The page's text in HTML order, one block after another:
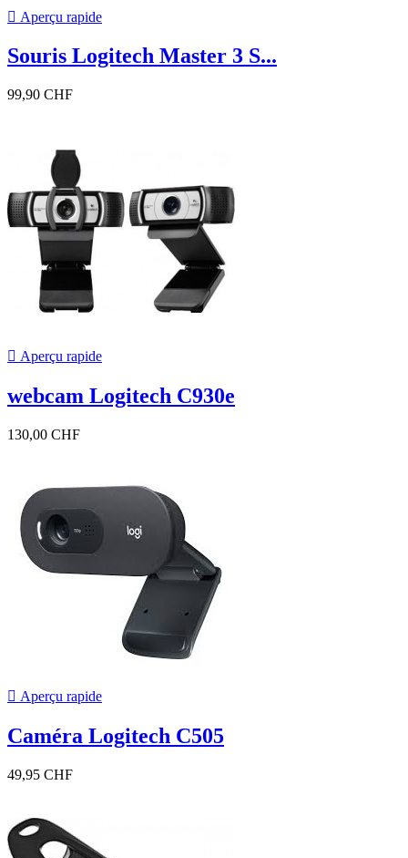
 Aperçu rapide
Souris Logitech Master 3 S...
99,90 CHF
 Aperçu rapide
webcam Logitech C930e
130,00 CHF
 Aperçu rapide
Caméra Logitech C505
49,95 CHF